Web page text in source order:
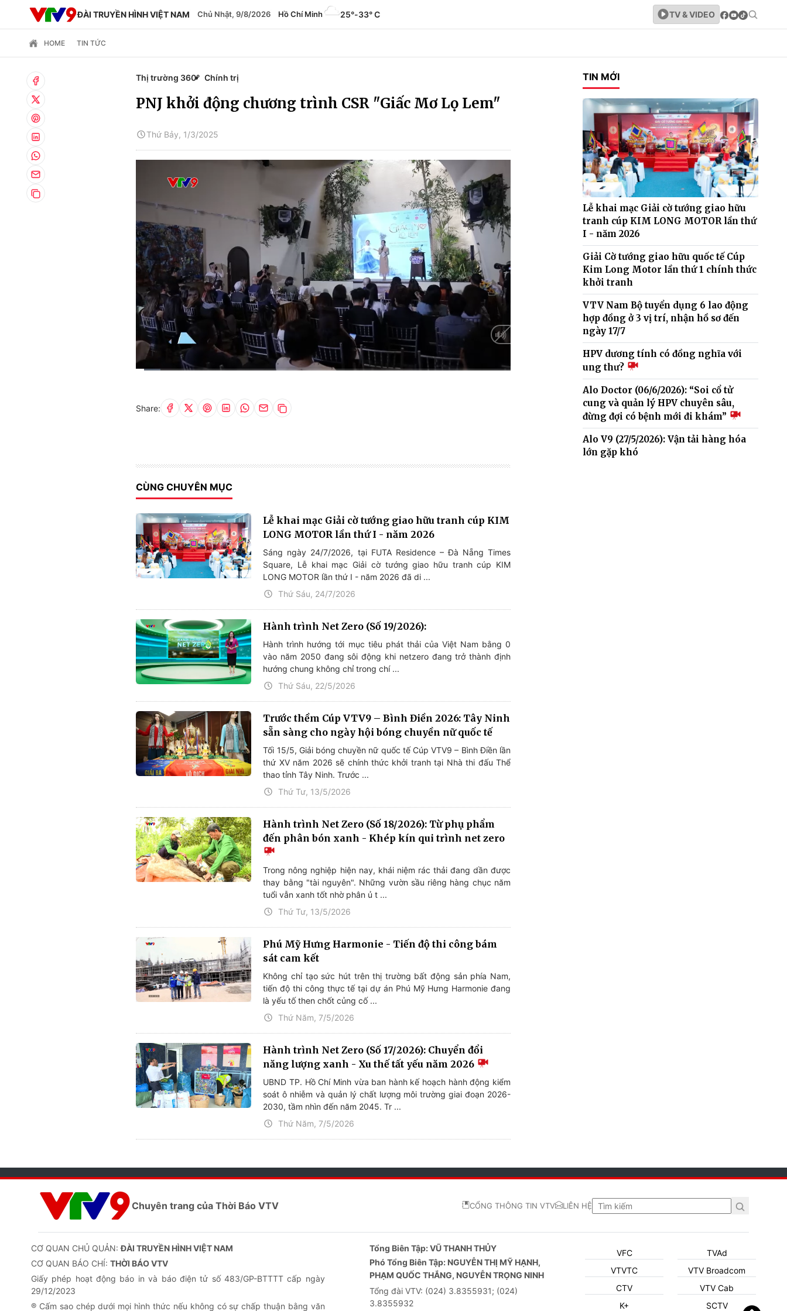
ĐÀI TRUYỀN HÌNH VIỆT NAM Chủ Nhật, 9/8/2026 Hồ Chí Minh 25°-33° C TV & VIDEO
HOME TIN TỨC
Thị trường 360° Chính trị
PNJ khởi động chương trình CSR "Giấc Mơ Lọ Lem"
Thứ Bảy, 1/3/2025
Share:
CÙNG CHUYÊN MỤC
Lễ khai mạc Giải cờ tướng giao hữu tranh cúp KIM
LONG MOTOR lần thứ I - năm 2026
Sáng ngày 24/7/2026, tại FUTA Residence – Đà Nẵng Times
Square, Lễ khai mạc Giải cờ tướng giao hữu tranh cúp KIM
LONG MOTOR lần thứ I - năm 2026 đã di ...
Thứ Sáu, 24/7/2026
Hành trình Net Zero (Số 19/2026):
Hành trình hướng tới mục tiêu phát thải của Việt Nam bằng 0
vào năm 2050 đang sôi động khi netzero đang trở thành định
hướng chung không chỉ trong chí ...
Thứ Sáu, 22/5/2026
Trước thềm Cúp VTV9 – Bình Điền 2026: Tây Ninh
sẵn sàng cho ngày hội bóng chuyền nữ quốc tế
Tối 15/5, Giải bóng chuyền nữ quốc tế Cúp VTV9 – Bình Điền lần
thứ XV năm 2026 sẽ chính thức khởi tranh tại Nhà thi đấu Thể
thao tỉnh Tây Ninh. Trước ...
Thứ Tư, 13/5/2026
Hành trình Net Zero (Số 18/2026): Từ phụ phẩm
đến phân bón xanh - Khép kín qui trình net zero
Trong nông nghiệp hiện nay, khái niệm rác thải đang dần được
thay bằng "tài nguyên". Những vườn sầu riêng hàng chục năm
tuổi vẫn xanh tốt nhờ phân ủ t ...
Thứ Tư, 13/5/2026
Phú Mỹ Hưng Harmonie - Tiến độ thi công bám
sát cam kết
Không chỉ tạo sức hút trên thị trường bất động sản phía Nam,
tiến độ thi công thực tế tại dự án Phú Mỹ Hưng Harmonie đang
là yếu tố then chốt củng cố ...
Thứ Năm, 7/5/2026
Hành trình Net Zero (Số 17/2026): Chuyển đổi
năng lượng xanh - Xu thế tất yếu năm 2026
UBND TP. Hồ Chí Minh vừa ban hành kế hoạch hành động kiểm
soát ô nhiễm và quản lý chất lượng môi trường giai đoạn 2026-
2030, tầm nhìn đến năm 2045. Tr ...
Thứ Năm, 7/5/2026
TIN MỚI
Lễ khai mạc Giải cờ tướng giao hữu
tranh cúp KIM LONG MOTOR lần thứ
I - năm 2026
Giải Cờ tướng giao hữu quốc tế Cúp
Kim Long Motor lần thứ 1 chính thức
khởi tranh
VTV Nam Bộ tuyển dụng 6 lao động
hợp đồng ở 3 vị trí, nhận hồ sơ đến
ngày 17/7
HPV dương tính có đồng nghĩa với
ung thư?
Alo Doctor (06/6/2026): “Soi cổ tử
cung và quản lý HPV chuyên sâu,
đừng đợi có bệnh mới đi khám”
Alo V9 (27/5/2026): Vận tải hàng hóa
lớn gặp khó
Chuyên trang của Thời Báo VTV CỔNG THÔNG TIN VTV LIÊN HỆ
CƠ QUAN CHỦ QUẢN:ĐÀI TRUYỀN HÌNH VIỆT NAM
CƠ QUAN BÁO CHÍ: THỜI BÁO VTV
Giấy phép hoạt động báo in và báo điện tử số 483/GP-BTTTT cấp ngày
29/12/2023
® Cấm sao chép dưới mọi hình thức nếu không có sự chấp thuận bằng văn
Tổng Biên Tập:VŨ THANH THỦY
Phó Tổng Biên Tập: NGUYỄN THỊ MỸ HẠNH,
PHẠM QUỐC THẮNG, NGUYỄN TRỌNG NINH
Tổng đài VTV: (024) 3.8355931; (024)
3.8355932
VFC
VTVTC
CTV
K+
TVAd
VTV Broadcom
VTV Cab
SCTV